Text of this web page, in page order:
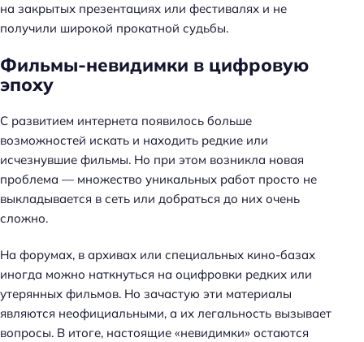
на закрытых презентациях или фестивалях и не
получили широкой прокатной судьбы.
Фильмы-невидимки в цифровую
эпоху
С развитием интернета появилось больше
возможностей искать и находить редкие или
исчезнувшие фильмы. Но при этом возникла новая
проблема — множество уникальных работ просто не
выкладывается в сеть или добраться до них очень
сложно.
На форумах, в архивах или специальных кино-базах
иногда можно наткнуться на оцифровки редких или
утерянных фильмов. Но зачастую эти материалы
являются неофициальными, а их легальность вызывает
вопросы. В итоге, настоящие «невидимки» остаются